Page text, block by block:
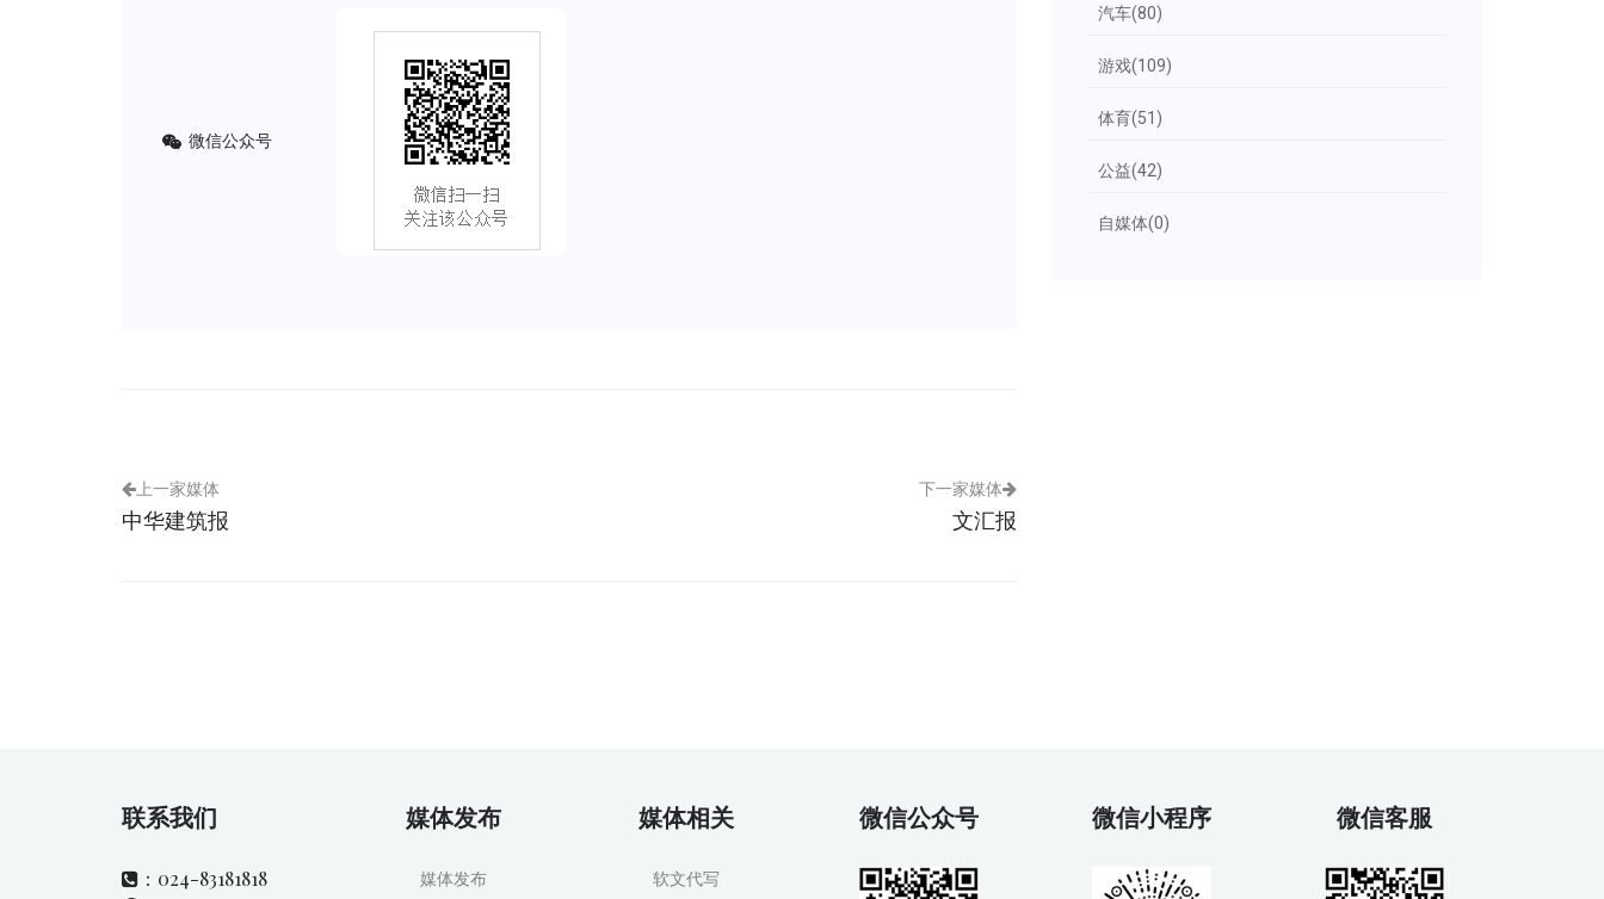
微信公众号
上一家媒体
中华建筑报
下一家媒体
文汇报
汽车(80)
游戏(109)
体育(51)
公益(42)
自媒体(0)
联系我们
：024-83181818
媒体发布
媒体发布
媒体相关
软文代写
微信公众号 微信小程序 微信客服